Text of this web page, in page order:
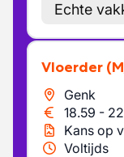
Echte
Vloerder
Genk
18.59 -
Kans op
Voltijds